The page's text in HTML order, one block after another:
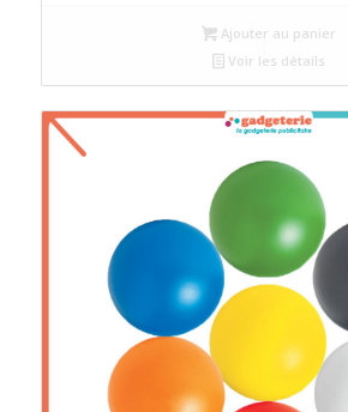
Ajouter au panier
Voir les détails